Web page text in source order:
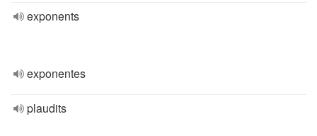
exponents
exponentes
plaudits